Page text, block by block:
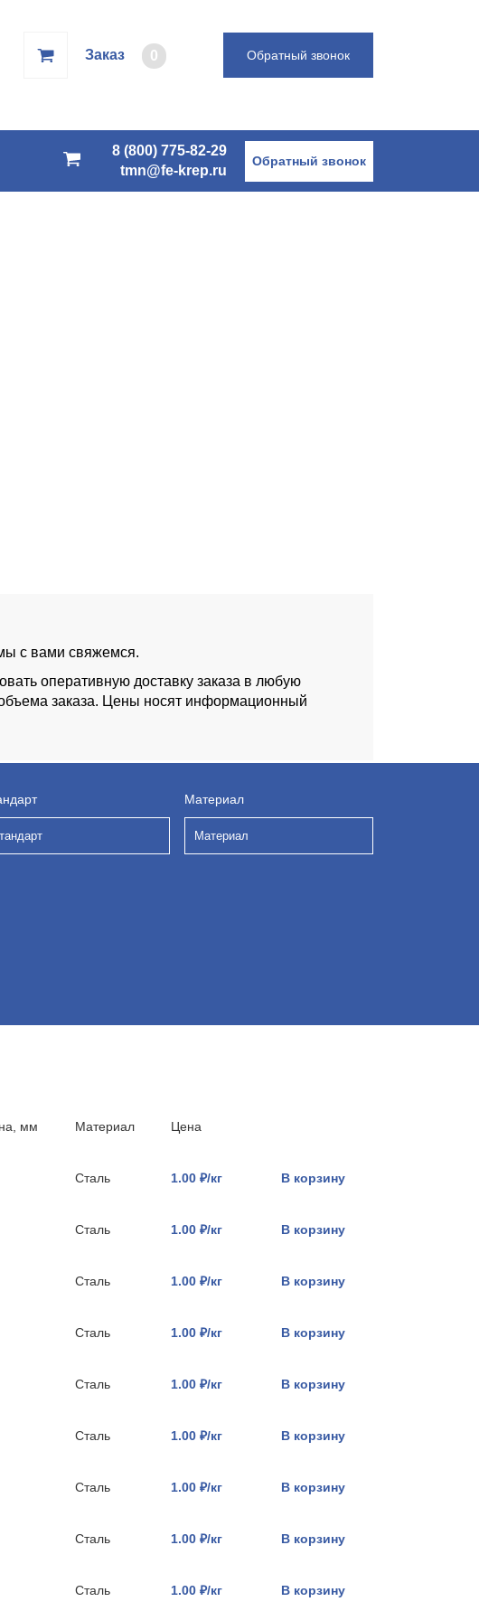
Заказ 0 Обратный звонок
8 (800) 775-82-29
tmn@fe-krep.ru
Обратный звонок
с вами свяжемся.
оперативную доставку заказа в любую
объема заказа. Цены носят информационный
Материал
Материал
мм Материал Цена
Сталь 1.00 ₽/кг В корзину
Сталь 1.00 ₽/кг В корзину
Сталь 1.00 ₽/кг В корзину
Сталь 1.00 ₽/кг В корзину
Сталь 1.00 ₽/кг В корзину
Сталь 1.00 ₽/кг В корзину
Сталь 1.00 ₽/кг В корзину
Сталь 1.00 ₽/кг В корзину
Сталь 1.00 ₽/кг В корзину